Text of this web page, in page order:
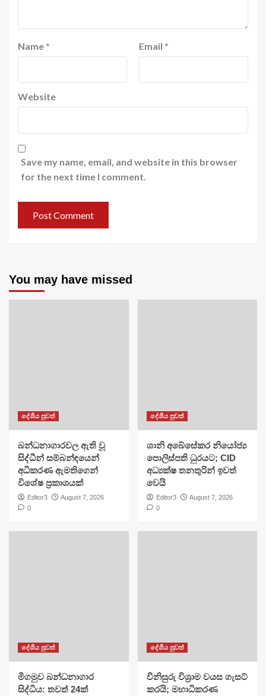
Name * Email *
Website
Save my name, email, and website in this browser
for the next time I comment.
You may have missed
දේශීය පුවත්
බන්ධනාගාරවල ඇති වූ
සිද්ධීන් සම්බන්ඳයෙන්
අධිකරණ ඇමතිගෙන්
විශේෂ ප්‍රකාශයක්
Editor3
August 7, 2026
0
දේශීය පුවත්
ශානි අබේසේකර නියෝජ්‍ය
පොලිස්පති ධුරයට; CID
අධ්‍යක්ෂ තනතුරින් ඉවත්
වෙයි
Editor3
August 7, 2026
0
දේශීය පුවත්
මීගමුව බන්ධනාගාර
සිද්ධිය: තවත් 24ක්
දේශීය පුවත්
විනිසුරු විශ්‍රාම වයස ගැසට්
කරයි; මහාධිකරණ